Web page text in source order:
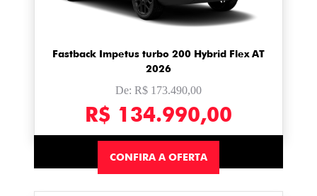
Fastback Impetus turbo 200 Hybrid Flex AT
2026
De: R$ 173.490,00
R$ 134.990,00
CONFIRA A OFERTA